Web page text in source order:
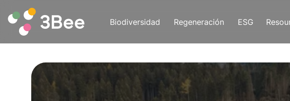
Biodiversidad Regeneración ESG